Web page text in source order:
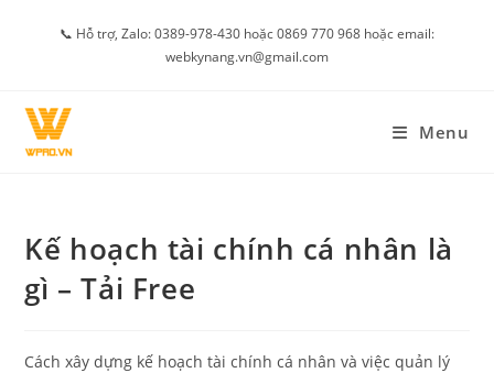
📞 Hỗ trợ, Zalo: 0389-978-430 hoặc 0869 770 968 hoặc email:
webkynang.vn@gmail.com
Menu
Kế hoạch tài chính cá nhân là
gì – Tải Free
Cách xây dựng kế hoạch tài chính cá nhân và việc quản lý